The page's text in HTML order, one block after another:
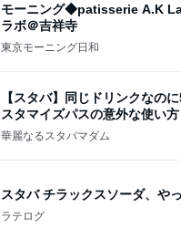
モーニング◆patisserie A.K
ラボ＠吉祥寺
東京モーニング日和
【スタバ】同じドリンクなの
スタマイズパスの意外な使い方
華麗なるスタバマダム
スタバ チラックスソーダ、や
ラテログ